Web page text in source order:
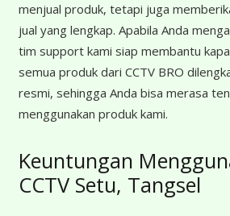
menjual produk, tetapi juga
jual yang lengkap. Apabila Anda
tim support kami siap membantu
semua produk dari CCTV BRO
resmi, sehingga Anda bisa merasa
menggunakan produk kami.
Keuntungan
CCTV Setu, Tangsel